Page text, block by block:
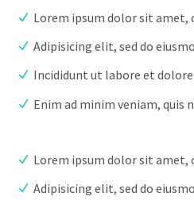
Lorem ipsum dolor sit amet,
Adipisicing elit, sed do
Incididunt ut labore et
Enim ad minim veniam, quis
Lorem ipsum dolor sit amet,
Adipisicing elit, sed do